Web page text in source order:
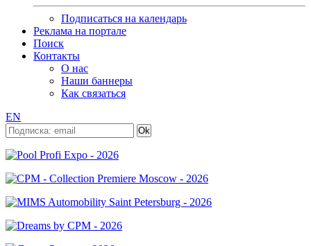
Подписаться на календарь
Реклама на портале
Поиск
Контакты
О нас
Наши баннеры
Как связаться
EN